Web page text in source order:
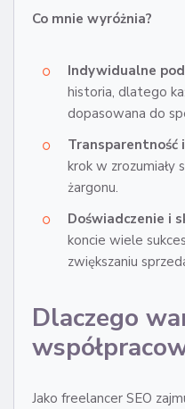
Co mnie wyróżnia?
Indywidualne
historia, dlatego
dopasowana do
krok w zrozumiały
żargonu.
Doświadczenie i
koncie wiele
zwiększaniu
Dlaczego
Jako freelancer SEO